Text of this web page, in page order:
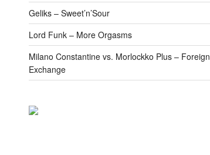
Geliks – Sweet’n’Sour
Lord Funk – More Orgasms
Milano Constantine vs. Morlockko Plus – Foreign
Exchange